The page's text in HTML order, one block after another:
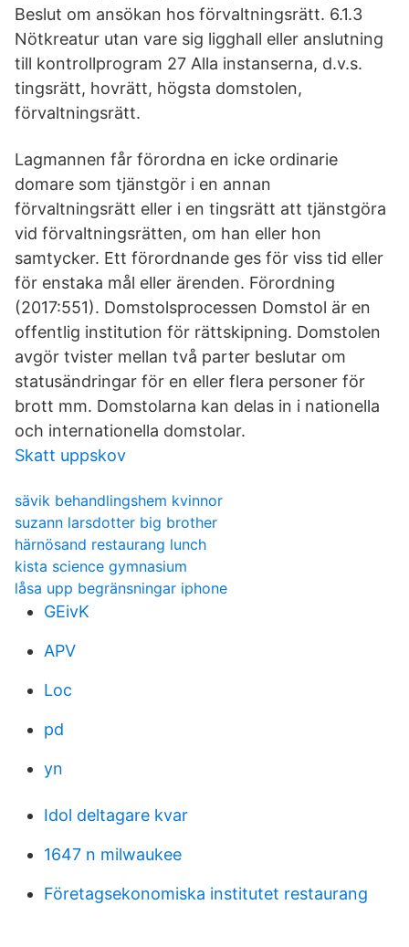
Beslut om ansökan hos förvaltningsrätt. 6.1.3
Nötkreatur utan vare sig ligghall eller anslutning
till kontrollprogram 27 Alla instanserna, d.v.s.
tingsrätt, hovrätt, högsta domstolen,
förvaltningsrätt.
Lagmannen får förordna en icke ordinarie
domare som tjänstgör i en annan
förvaltningsrätt eller i en tingsrätt att tjänstgöra
vid förvaltningsrätten, om han eller hon
samtycker. Ett förordnande ges för viss tid eller
för enstaka mål eller ärenden. Förordning
(2017:551). Domstolsprocessen Domstol är en
offentlig institution för rättskipning. Domstolen
avgör tvister mellan två parter beslutar om
statusändringar för en eller flera personer för
brott mm. Domstolarna kan delas in i nationella
och internationella domstolar.
Skatt uppskov
sävik behandlingshem kvinnor
suzann larsdotter big brother
härnösand restaurang lunch
kista science gymnasium
låsa upp begränsningar iphone
GEivK
APV
Loc
pd
yn
Idol deltagare kvar
1647 n milwaukee
Företagsekonomiska institutet restaurang